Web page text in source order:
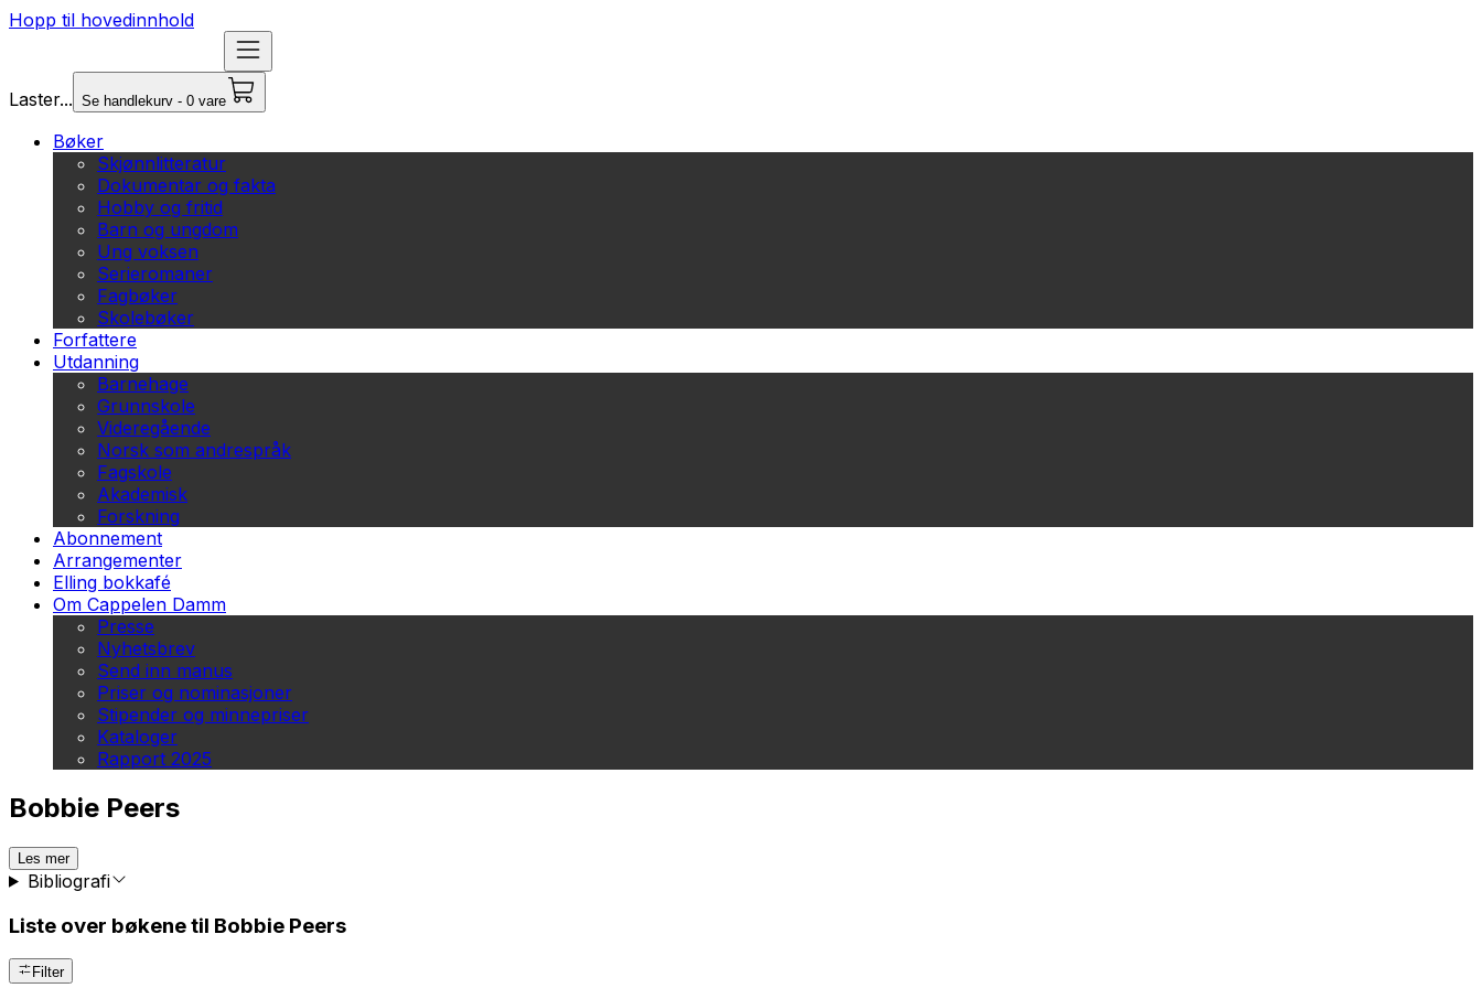
Hopp til hovedinnhold
Laster... Se handlekurv - 0 vare
Bøker
Skjønnlitteratur
Dokumentar og fakta
Hobby og fritid
Barn og ungdom
Ung voksen
Serieromaner
Fagbøker
Skolebøker
Forfattere
Utdanning
Barnehage
Grunnskole
Videregående
Norsk som andrespråk
Fagskole
Akademisk
Forskning
Abonnement
Arrangementer
Elling bokkafé
Om Cappelen Damm
Presse
Nyhetsbrev
Send inn manus
Priser og nominasjoner
Stipender og minnepriser
Kataloger
Rapport 2025
Bobbie Peers
Les mer
Bibliografi
Liste over bøkene til Bobbie Peers
Filter